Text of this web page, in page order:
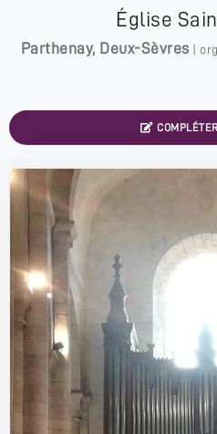
Église
Parthenay, Deux-Sèvres |